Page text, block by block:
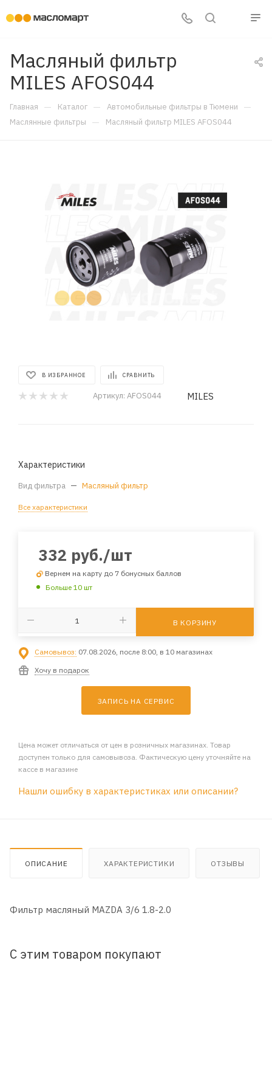
Масляный фильтр
MILES AFOS044
Главная — Каталог — Автомобильные фильтры в Тюмени —
Маслянные фильтры — Масляный фильтр MILES AFOS044
В ИЗБРАННОЕ СРАВНИТЬ
Артикул: AFOS044 MILES
Характеристики
Вид фильтра — Масляный фильтр
Все характеристики
332 руб./шт
Вернем на карту до 7 бонусных баллов
Больше 10 шт
В КОРЗИНУ
Самовывоз: 07.08.2026, после 8:00, в 10 магазинах
Хочу в подарок
ЗАПИСЬ НА СЕРВИС
Цена может отличаться от цен в розничных магазинах. Товар
доступен только для самовывоза. Фактическую цену уточняйте на
кассе в магазине
Нашли ошибку в характеристиках или описании?
ОПИСАНИЕ ХАРАКТЕРИСТИКИ ОТЗЫВЫ
Фильтр масляный MAZDA 3/6 1.8-2.0
С этим товаром покупают